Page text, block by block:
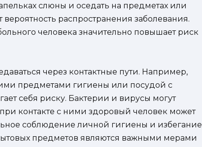
слюны и оседать на предметах или
вероятность распространения заболевания.
человека значительно повышает риск
через контактные пути. Например,
предметами гигиены или посудой с
себя риску. Бактерии и вирусы могут
при контакте с ними здоровый человек может
соблюдение личной гигиены и избегание
предметов являются важными мерами